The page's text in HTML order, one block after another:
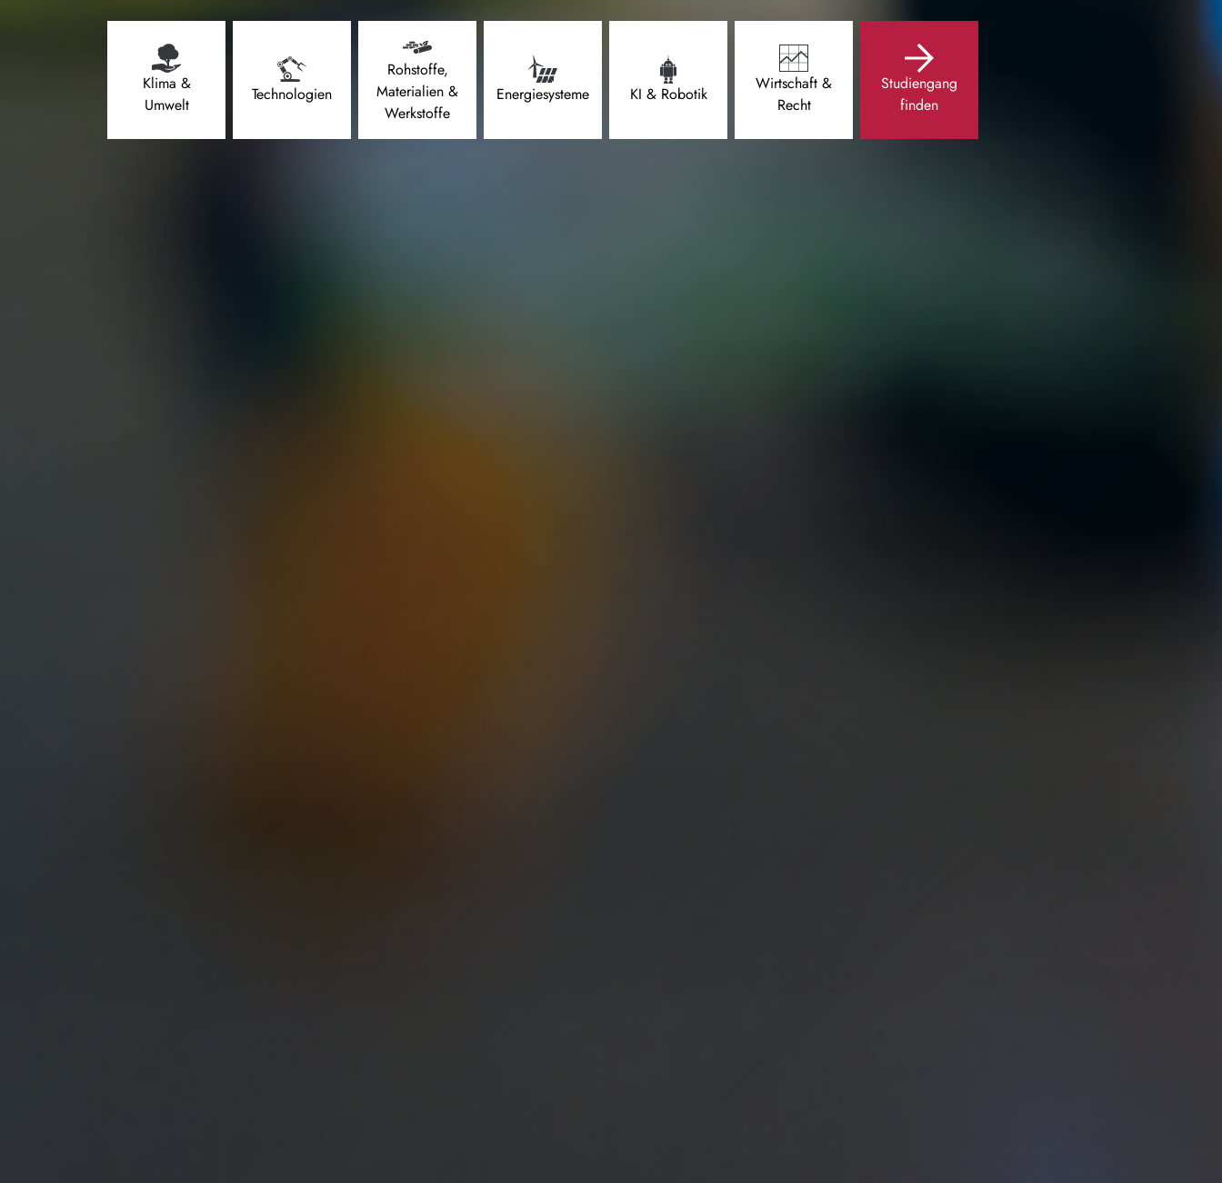
Klima &
Umwelt
Technologien
Rohstoffe,
Materialien &
Werkstoffe
Energiesysteme KI & Robotik
Wirtschaft &
Recht
Studiengang
finden